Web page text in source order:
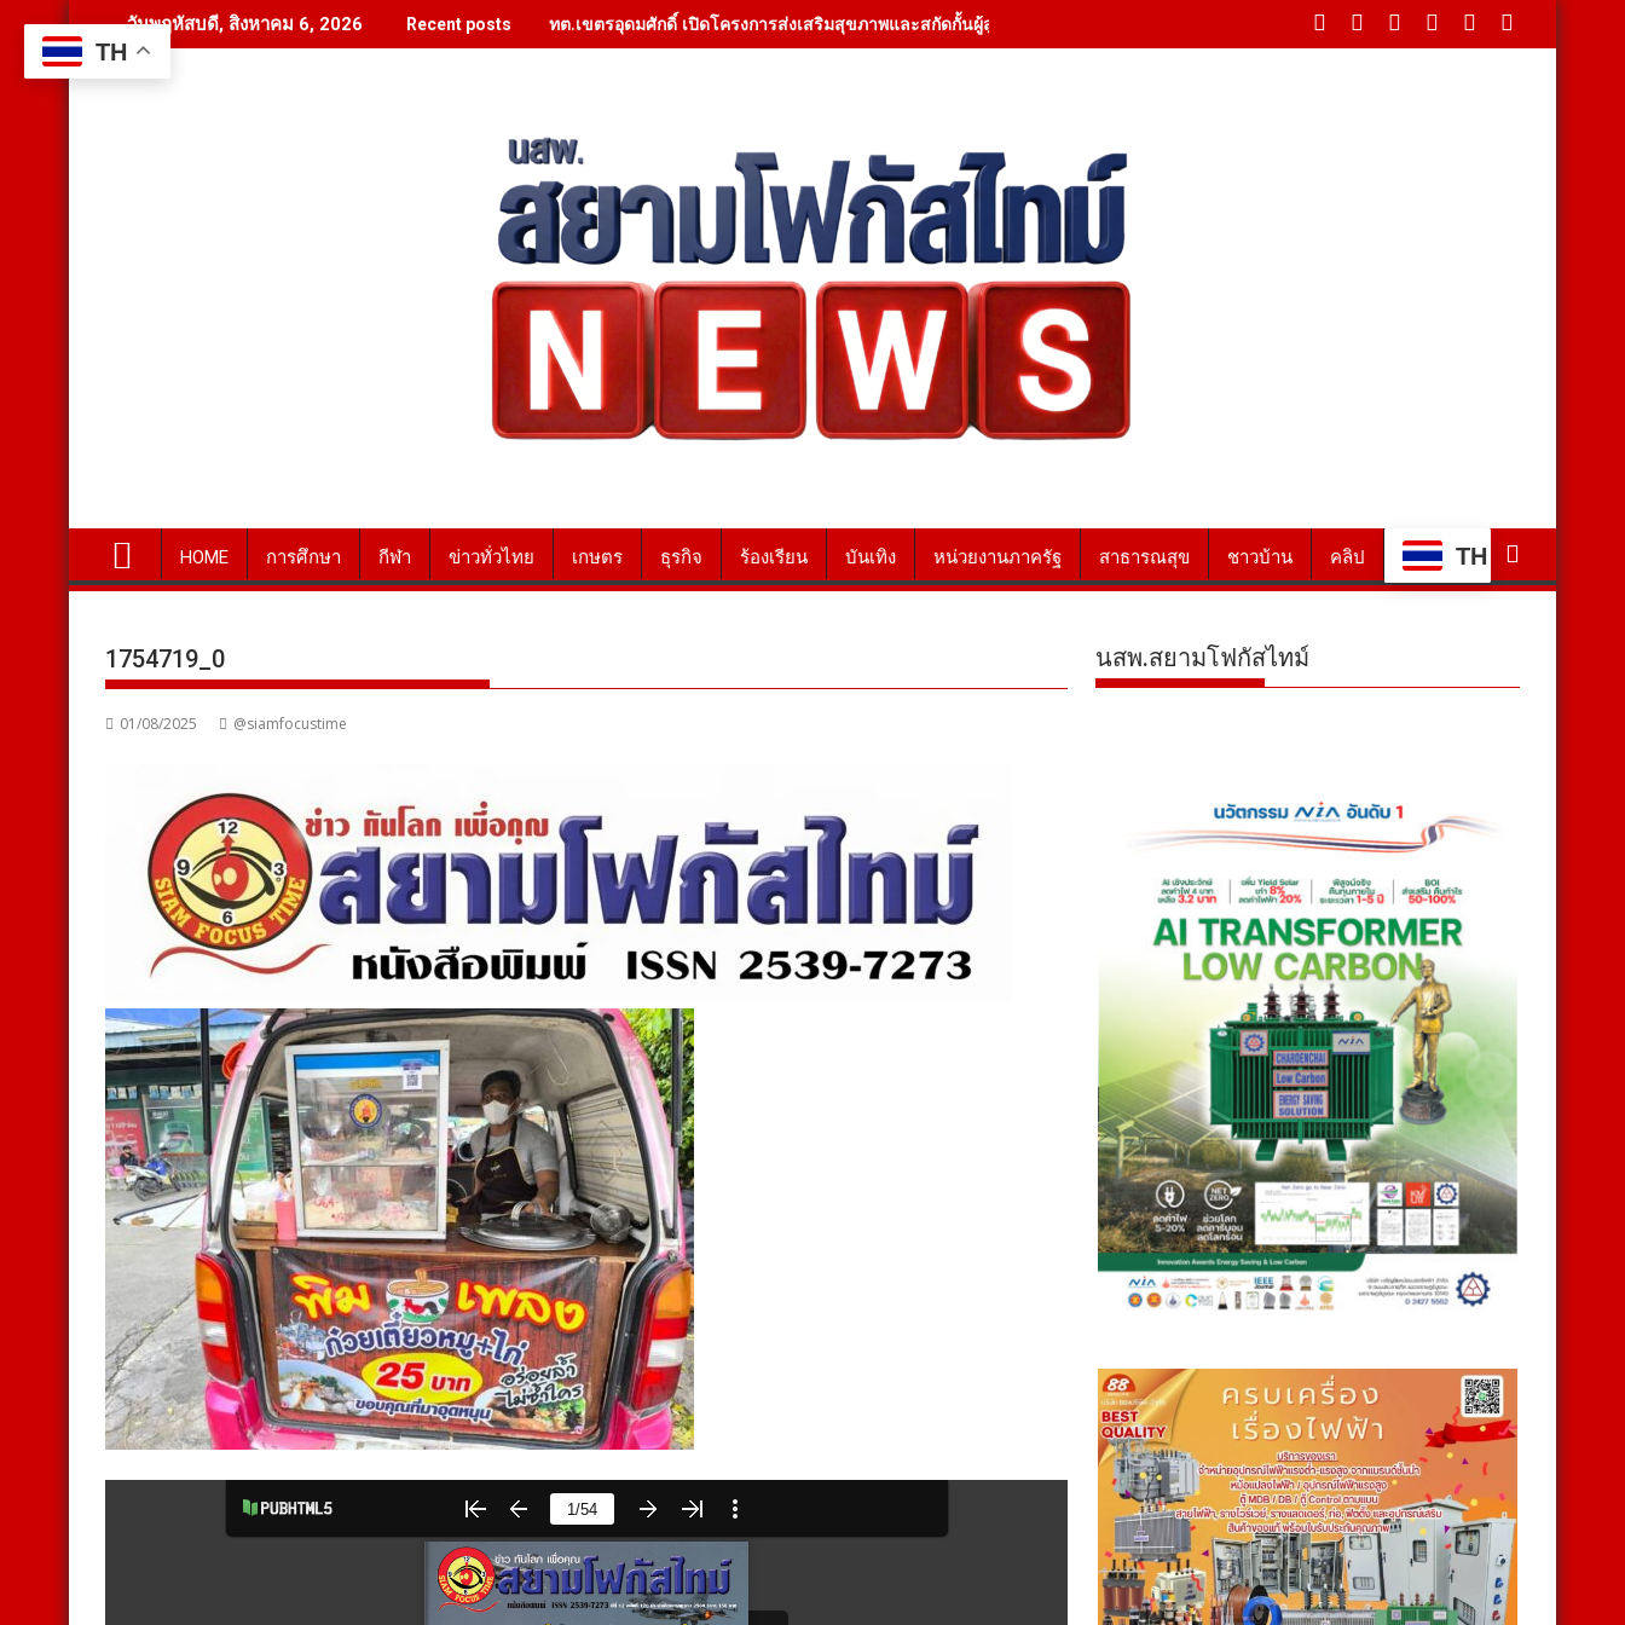
to
content
วันพฤหัสบดี, สิงหาคม 6, 2026 Recent posts ทต.เขตรอุดมศักดิ์ เปิดโครงการส่งเสริมสุขภาพและสกัดกั้นผู้สูบบุหรี่ รายใหม่ ประจำปี 2569
HOME การศึกษา กีฬา ข่าวทั่วไทย เกษตร ธุรกิจ ร้องเรียน บันเทิง หน่วยงานภาครัฐ สาธารณสุข ชาวบ้าน คลิป TH
1754719_0
01/08/2025 @siamfocustime
นสพ.สยามโฟกัสไทม์
TH